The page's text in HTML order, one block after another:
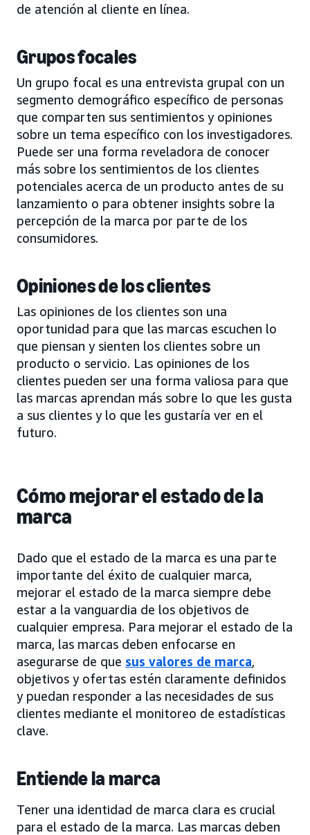
de atención al cliente en línea.
Grupos focales
Un grupo focal es una entrevista grupal con un
segmento demográfico específico de personas
que comparten sus sentimientos y opiniones
sobre un tema específico con los investigadores.
Puede ser una forma reveladora de conocer
más sobre los sentimientos de los clientes
potenciales acerca de un producto antes de su
lanzamiento o para obtener insights sobre la
percepción de la marca por parte de los
consumidores.
Opiniones de los clientes
Las opiniones de los clientes son una
oportunidad para que las marcas escuchen lo
que piensan y sienten los clientes sobre un
producto o servicio. Las opiniones de los
clientes pueden ser una forma valiosa para que
las marcas aprendan más sobre lo que les gusta
a sus clientes y lo que les gustaría ver en el
futuro.
Cómo mejorar el estado de la
marca
Dado que el estado de la marca es una parte
importante del éxito de cualquier marca,
mejorar el estado de la marca siempre debe
estar a la vanguardia de los objetivos de
cualquier empresa. Para mejorar el estado de la
marca, las marcas deben enfocarse en
asegurarse de que sus valores de marca,
objetivos y ofertas estén claramente definidos
y puedan responder a las necesidades de sus
clientes mediante el monitoreo de estadísticas
clave.
Entiende la marca
Tener una identidad de marca clara es crucial
para el estado de la marca. Las marcas deben